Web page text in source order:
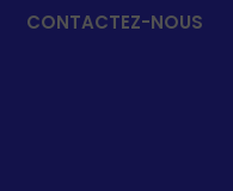
CONTACTEZ-NOUS